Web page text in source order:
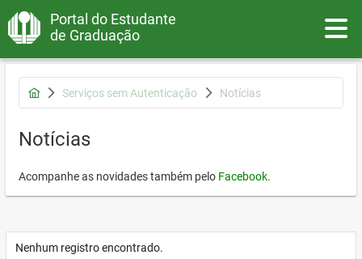
Portal do Estudante
de Graduação
Serviços sem Autenticação Notícias
Notícias
Acompanhe as novidades também pelo Facebook.
Nenhum registro encontrado.